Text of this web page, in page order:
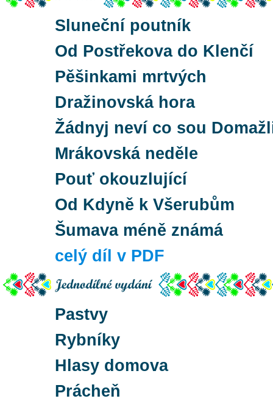
Sluneční poutník
Od Postřekova do Klenčí
Pěšinkami mrtvých
Dražinovská hora
Žádnyj neví co sou
Mrákovská neděle
Pouť okouzlující
Od Kdyně k Všerubům
Šumava méně známá
celý díl v PDF
Pastvy
Rybníky
Hlasy domova
Prácheň